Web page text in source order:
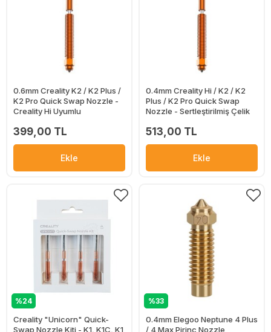
0.6mm Creality K2 / K2 Plus /
K2 Pro Quick Swap Nozzle -
Creality Hi Uyumlu
399,00 TL
Ekle
0.4mm Creality Hi / K2 / K2
Plus / K2 Pro Quick Swap
Nozzle - Sertleştirilmiş Çelik
513,00 TL
Ekle
%24
Creality "Unicorn" Quick-
Swap Nozzle Kiti - K1, K1C, K1
%33
0.4mm Elegoo Neptune 4 Plus
/ 4 Max Pirinç Nozzle